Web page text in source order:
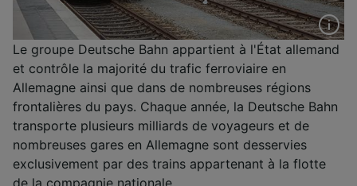
Le groupe Deutsche Bahn appartient à l'État allemand
et contrôle la majorité du trafic ferroviaire en
Allemagne ainsi que dans de nombreuses régions
frontalières du pays. Chaque année, la Deutsche Bahn
transporte plusieurs milliards de voyageurs et de
nombreuses gares en Allemagne sont desservies
exclusivement par des trains appartenant à la flotte
de la compagnie nationale.